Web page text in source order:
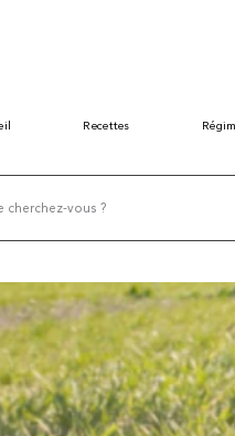
Recettes